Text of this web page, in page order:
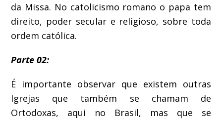
da Missa. No catolicismo romano o papa tem
direito, poder secular e religioso, sobre toda
ordem católica.
Parte 02:
É importante observar que existem outras
Igrejas que também se chamam de
Ortodoxas, aqui no Brasil, mas que se